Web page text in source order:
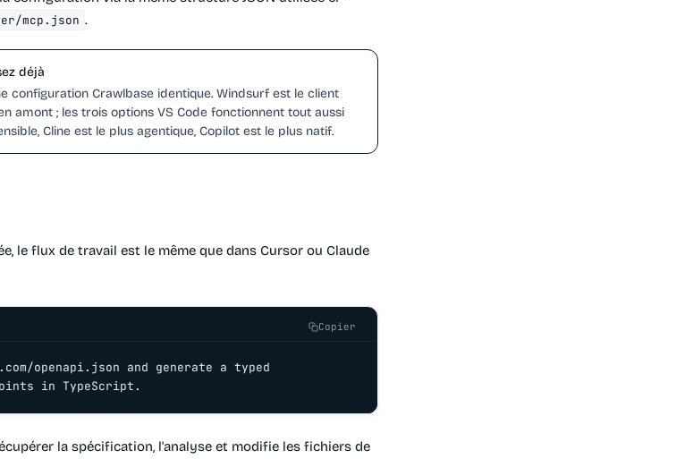
mcp.json .
déjà
configuration Crawlbase identique. Windsurf est le client
amont ; les trois options VS Code fonctionnent tout aussi
Cline est le plus agentique, Copilot est le plus natif.
le flux de travail est le même que dans Cursor ou Claude
Copier
openapi.json and generate a typed
in TypeScript.
la spécification, l'analyse et modifie les fichiers de